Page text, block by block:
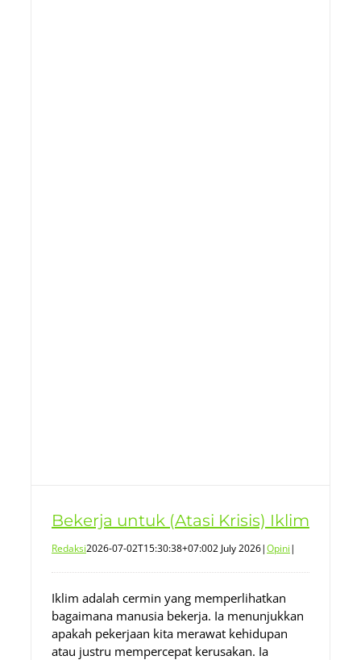
Bekerja untuk (Atasi Krisis) Iklim
Redaksi2026-07-02T15:30:38+07:002 July 2026|Opini|
Iklim adalah cermin yang memperlihatkan
bagaimana manusia bekerja. Ia menunjukkan
apakah pekerjaan kita merawat kehidupan
atau justru mempercepat kerusakan. Ia